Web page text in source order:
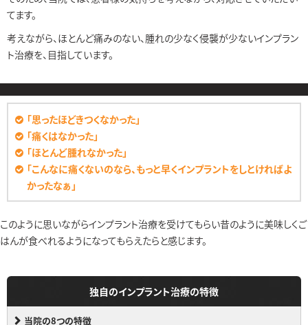
てます。
考えながら、ほとんど痛みのない、腫れの少なく侵襲が少ないインプラン
ト治療を、目指しています。
「思ったほどきつくなかった」
「痛くはなかった」
「ほとんど腫れなかった」
「こんなに痛くないのなら、もっと早くインプラントをしとければよ
かったなぁ」
このように思いながらインプラント治療を受けてもらい昔のように美味しくご
はんが食べれるようになってもらえたらと感じます。
独自のインプラント治療の特徴
当院の8つの特徴